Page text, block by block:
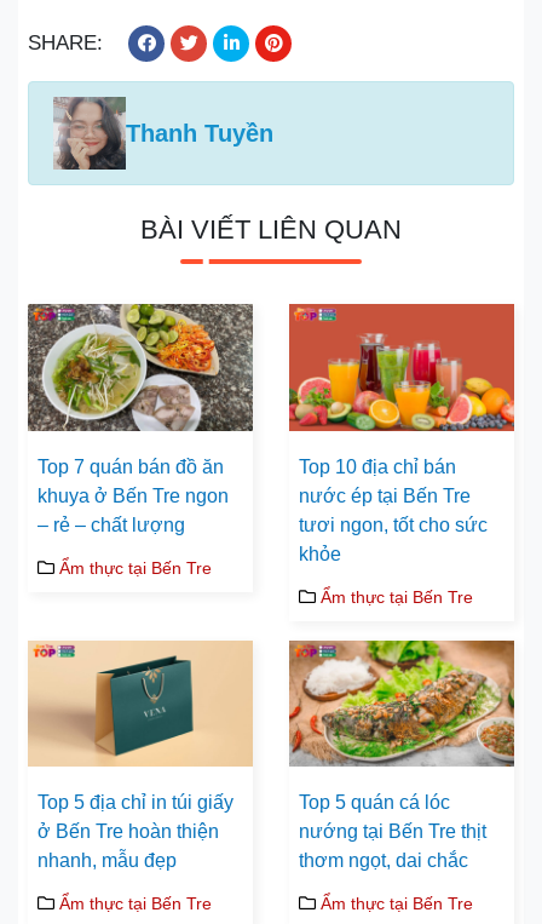
SHARE:
Thanh Tuyền
BÀI VIẾT LIÊN QUAN
Top 7 quán bán đồ ăn
khuya ở Bến Tre ngon
– rẻ – chất lượng
Ẩm thực tại Bến Tre
Top 10 địa chỉ bán
nước ép tại Bến Tre
tươi ngon, tốt cho sức
khỏe
Ẩm thực tại Bến Tre
Top 5 địa chỉ in túi giấy
ở Bến Tre hoàn thiện
nhanh, mẫu đẹp
Ẩm thực tại Bến Tre
Top 5 quán cá lóc
nướng tại Bến Tre thịt
thơm ngọt, dai chắc
Ẩm thực tại Bến Tre